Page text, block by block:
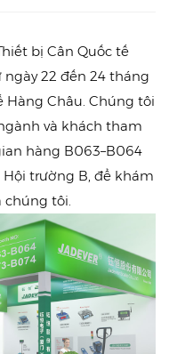
bị Cân Quốc tế
22 đến 24 tháng
Hàng Châu. Chúng tôi
và khách tham
hàng B063–B064
Hội trường B, để khám
chúng tôi.